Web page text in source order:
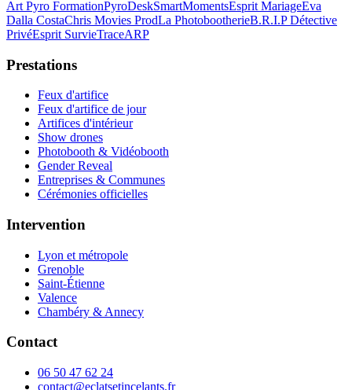
Art Pyro FormationPyroDeskSmartMomentsEsprit MariageEva
Dalla CostaChris Movies ProdLa PhotobootherieB.R.I.P Détective
PrivéEsprit SurvieTraceARP
Prestations
Feux d'artifice
Feux d'artifice de jour
Artifices d'intérieur
Show drones
Photobooth & Vidéobooth
Gender Reveal
Entreprises & Communes
Cérémonies officielles
Intervention
Lyon et métropole
Grenoble
Saint-Étienne
Valence
Chambéry & Annecy
Contact
06 50 47 62 24
contact@eclatsetincelants.fr